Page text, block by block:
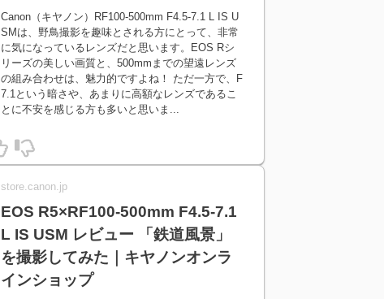
Canon（キヤノン）RF100-500mm F4.5-7.1 L IS U
SMは、野鳥撮影を趣味とされる方にとって、非常
に気になっているレンズだと思います。EOS Rシ
リーズの美しい画質と、500mmまでの望遠レンズ
の組み合わせは、魅力的ですよね！ ただ一方で、F
7.1という暗さや、あまりに高額なレンズであるこ
とに不安を感じる方も多いと思いま...
store.canon.jp
EOS R5×RF100-500mm F4.5-7.1
L IS USM レビュー 「鉄道風景」
を撮影してみた｜キヤノンオンラ
インショップ